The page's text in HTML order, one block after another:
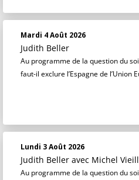
Mardi 4 Août 2026
Judith Beller
Au programme de la question du
faut-il exclure l’Espagne de l’Union
Lundi 3 Août 2026
Judith Beller avec Michel
Au programme de la question du